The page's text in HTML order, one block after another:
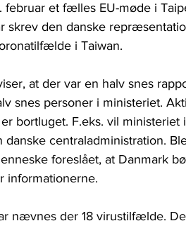
februar et fælles EU-møde i
skrev den danske
i Taiwan.
at der var en halv snes
snes personer i ministeriet.
bortluget. F.eks. vil
danske centraladministration.
foreslået, at Danmark
informationerne.
nævnes der 18 virustilfælde.